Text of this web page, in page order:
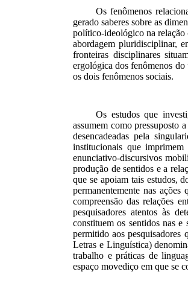
Os fenômenos
gerado saberes sobre as
político-ideológico na relação
abordagem pluridisciplinar,
fronteiras disciplinares
ergológica dos fenômenos do
os dois fenômenos sociais.
Os estudos que
assumem como pressuposto
desencadeadas pela
institucionais que
enunciativo-discursivos
produção de sentidos e a
que se apoiam tais estudos,
permanentemente nas
compreensão das relações
pesquisadores atentos às
constituem os sentidos nas
permitido aos
Letras e Linguística)
trabalho e práticas de
espaço movediço em que se